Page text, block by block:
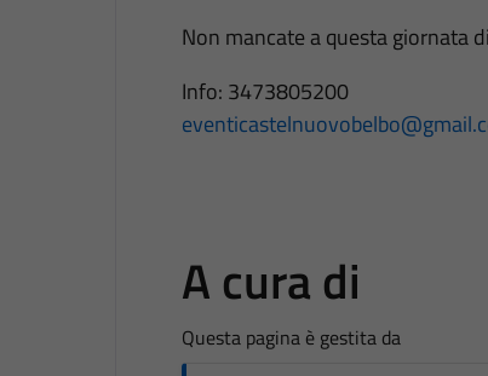
Non mancate a questa giornata
Info: 3473805200
A cura di
Questa pagina è gestita da